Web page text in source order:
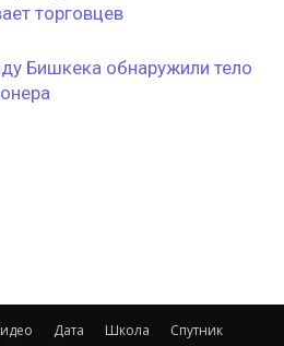
торговцев
Бишкека обнаружили тело
Дата Школа
Спутник